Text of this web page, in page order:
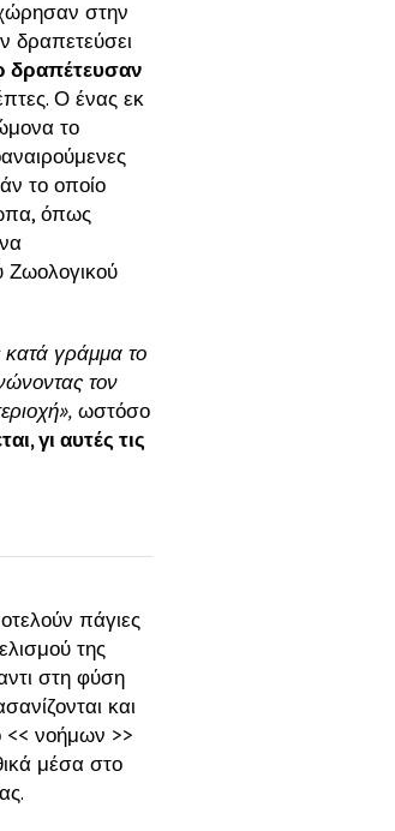
στην
δραπετεύσει
δραπέτευσαν
Ο ένας εκ
το
το οποίο
όπως
Ζωολογικού
κατά γράμμα το
τον
ωστόσο
γι αυτές τις
πάγιες
της
στη φύση
και
<< νοήμων >>
μέσα στο